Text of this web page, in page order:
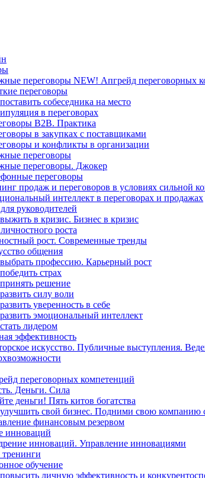
переговоры NEW! Апгрейд переговорных
переговоры
собеседника на место
в переговорах
B2B. Практика
в закупках с поставщиками
и конфликты в организации
переговоры
переговоры. Джокер
переговоры
продаж и переговоров в условиях сильной
интеллект в переговорах и продажах
руководителей
в кризис. Бизнес в кризис
роста
рост. Современные тренды
общения
профессию. Карьерный рост
страх
решение
силу воли
уверенность в себе
эмоциональный интеллект
лидером
эффективность
искусство. Публичные выступления.
переговорных компетенций
Деньги. Сила
деньги! Пять китов богатства
свой бизнес. Подними свою компанию
финансовым резервом
инноваций
инноваций. Управление инновациями
обучение
личную эффективность и